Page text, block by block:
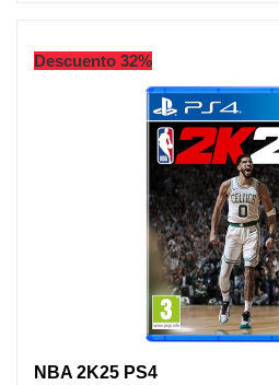
Descuento 32%
NBA 2K25 PS4